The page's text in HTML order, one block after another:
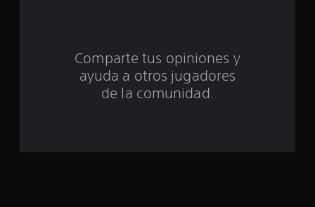
Comparte tus opiniones y
ayuda a otros jugadores
de la comunidad.